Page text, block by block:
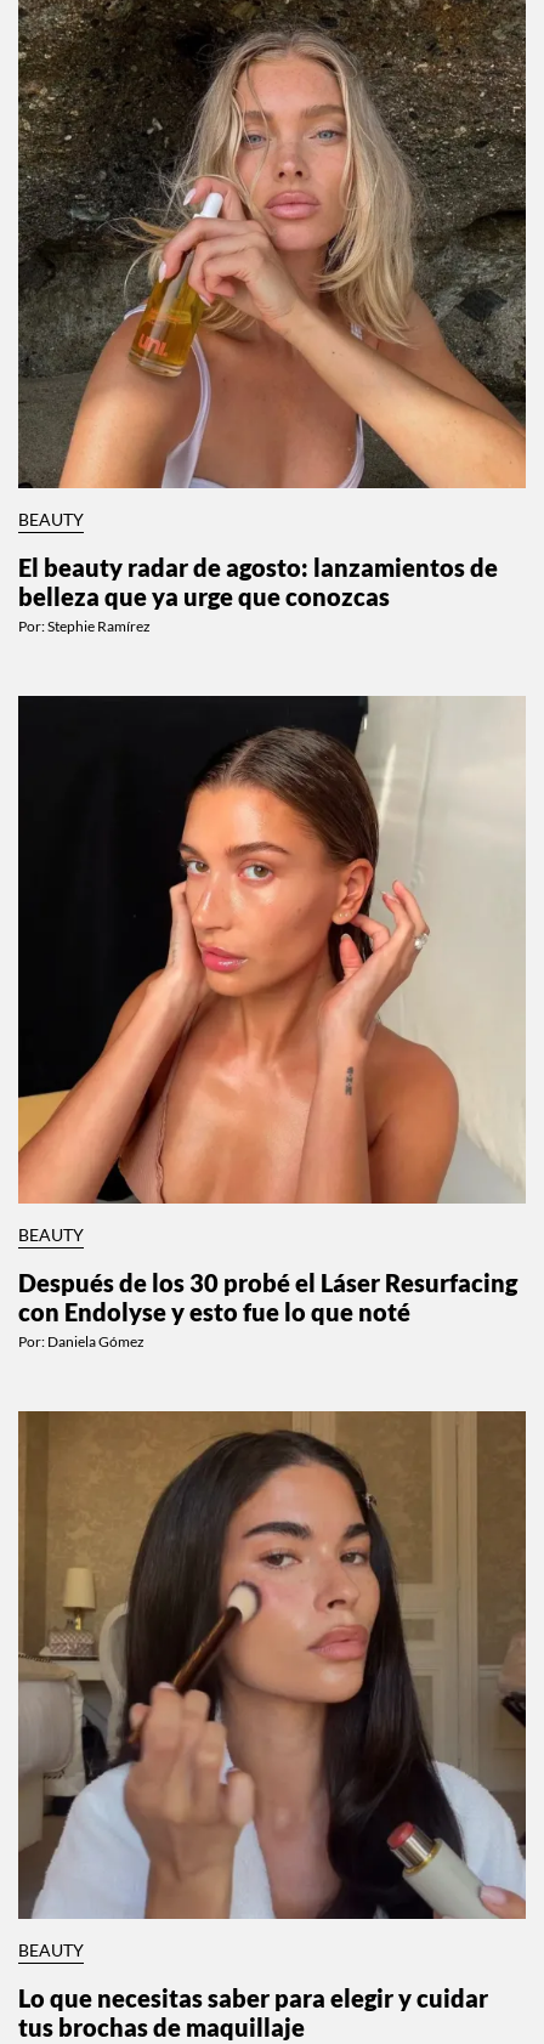
BEAUTY
El beauty radar de agosto: lanzamientos de
belleza que ya urge que conozcas
Por:Stephie Ramírez
BEAUTY
Después de los 30 probé el Láser Resurfacing
con Endolyse y esto fue lo que noté
Por: Daniela Gómez
BEAUTY
Lo que necesitas saber para elegir y cuidar
tus brochas de maquillaje